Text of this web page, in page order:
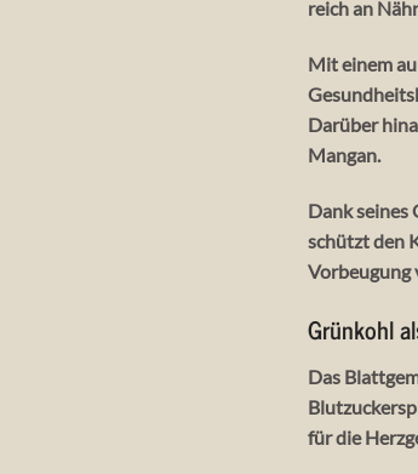
reich an
Mit einem
Darüber
Mangan.
Dank
schützt den
Vorbeugung
Grünkohl
Das
für die